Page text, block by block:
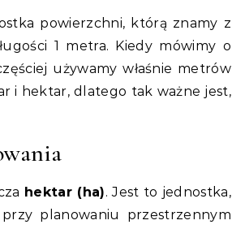
powierzchni, którą znamy z
1 metra. Kiedy mówimy o
używamy właśnie metrów
i hektar, dlatego tak ważne jest,
hektar (ha). Jest to jednostka,
planowaniu przestrzennym